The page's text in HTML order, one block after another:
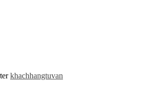
khachhangtuvan